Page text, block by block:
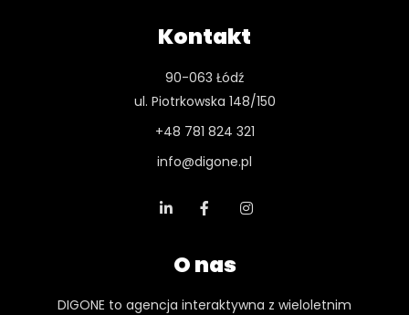
Kontakt
90-063 Łódź
ul. Piotrkowska 148/150
+48 781 824 321
info@digone.pl
O nas
DIGONE to agencja interaktywna z wieloletnim